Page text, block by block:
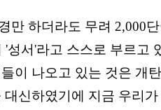
만 하더라도 무려 2,000
'성서'라고 스스로 부르고
이 나오고 있는 것은 개
신하였기에 지금 우리